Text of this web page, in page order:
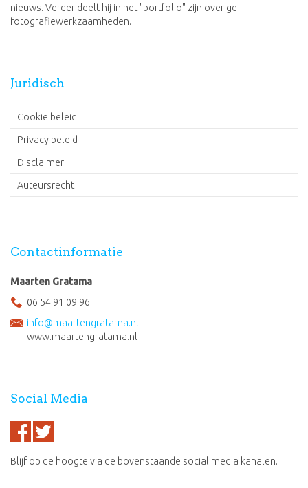
nieuws. Verder deelt hij in het "portfolio" zijn overige
fotografiewerkzaamheden.
Juridisch
Cookie beleid
Privacy beleid
Disclaimer
Auteursrecht
Contactinformatie
Maarten Gratama
06 54 91 09 96
info@maartengratama.nl
www.maartengratama.nl
Social Media
Blijf op de hoogte via de bovenstaande social media kanalen.